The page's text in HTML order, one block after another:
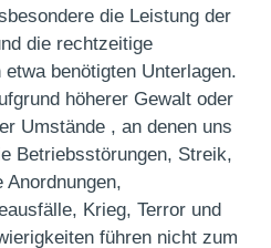
die Leistung der
die rechtzeitige
benötigten Unterlagen.
höherer Gewalt oder
Umstände , an denen uns
Betriebsstörungen, Streik,
Krieg, Terror und
führen nicht zum